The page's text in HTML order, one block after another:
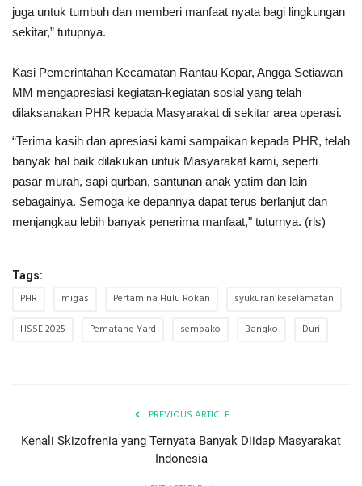
juga untuk tumbuh dan memberi manfaat nyata bagi lingkungan
sekitar,” tutupnya.
Kasi Pemerintahan Kecamatan Rantau Kopar, Angga Setiawan
MM mengapresiasi kegiatan-kegiatan sosial yang telah
dilaksanakan PHR kepada Masyarakat di sekitar area operasi.
“Terima kasih dan apresiasi kami sampaikan kepada PHR, telah
banyak hal baik dilakukan untuk Masyarakat kami, seperti
pasar murah, sapi qurban, santunan anak yatim dan lain
sebagainya. Semoga ke depannya dapat terus berlanjut dan
menjangkau lebih banyak penerima manfaat," tuturnya. (rls)
Tags:
PHR migas Pertamina Hulu Rokan
syukuran keselamatan
HSSE 2025
Pematang Yard sembako Bangko Duri
PREVIOUS ARTICLE
Kenali Skizofrenia yang Ternyata Banyak Diidap Masyarakat
Indonesia